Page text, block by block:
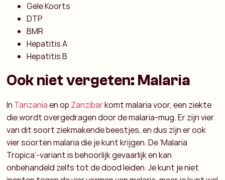
Gele Koorts
DTP
BMR
Hepatitis A
Hepatitis B
Ook niet vergeten: Malaria
In Tanzaniaen op Zanzibarkomt malaria voor, een ziekte
die wordt overgedragen door de malaria-mug. Er zijn vier
van dit soort ziekmakende beestjes, en dus zijn er ook
vier soorten malaria die je kunt krijgen. De ‘Malaria
Tropica’-variant is behoorlijk gevaarlijk en kan
onbehandeld zelfs tot de dood leiden. Je kunt je niet